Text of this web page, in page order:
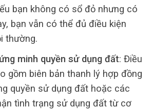
bạn không có sổ đỏ nhưng có
bạn vẫn có thể đủ điều kiện
thường.
minh quyền sử dụng đất: Điều
gồm biên bản thanh lý hợp đồng
quyền sử dụng đất hoặc các
tình trạng sử dụng đất từ cơ